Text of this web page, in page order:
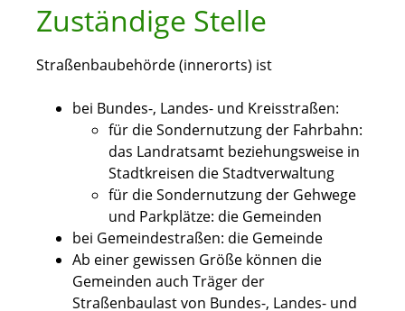
Zuständige Stelle
Straßenbaubehörde (innerorts) ist
bei Bundes-, Landes- und Kreisstraßen:
für die Sondernutzung der Fahrbahn:
das Landratsamt beziehungsweise in
Stadtkreisen die Stadtverwaltung
für die Sondernutzung der Gehwege
und Parkplätze: die Gemeinden
bei Gemeindestraßen: die Gemeinde
Ab einer gewissen Größe können die
Gemeinden auch Träger der
Straßenbaulast von Bundes-, Landes- und